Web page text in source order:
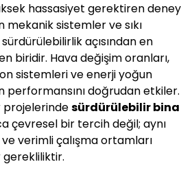
hassasiyet gerektiren deney
mekanik sistemler ve sıkı
açısından en
biridir. Hava değişim oranları,
sistemleri ve enerji yoğun
performansını doğrudan etkiler.
projelerindesürdürülebilir bina
çevresel bir tercih değil; aynı
verimli çalışma ortamları